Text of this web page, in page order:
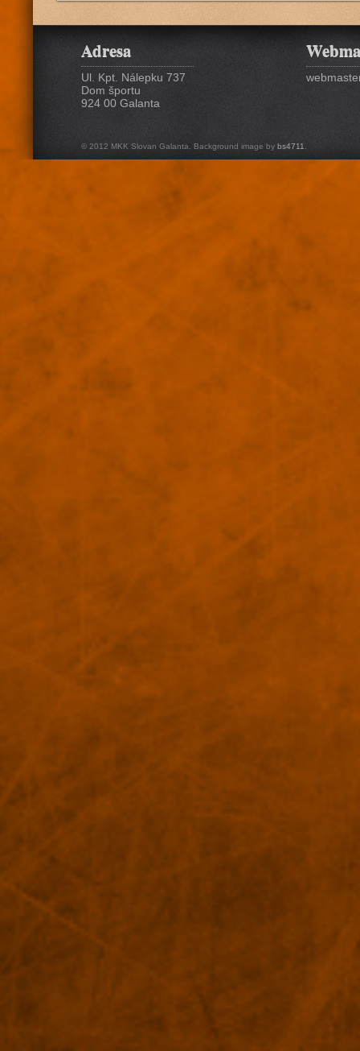
Adresa
Ul. Kpt. Nálepku 737
Dom športu
924 00 Galanta
© 2012 MKK Slovan Galanta. Background image by bs4711